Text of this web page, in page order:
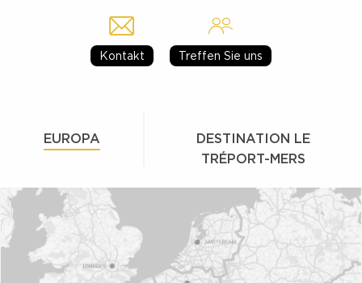
Kontakt Treffen Sie uns
EUROPA
DESTINATION LE
TRÉPORT-MERS